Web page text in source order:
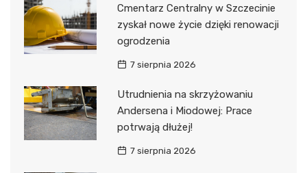
Cmentarz Centralny w Szczecinie
zyskał nowe życie dzięki renowacji
ogrodzenia
7 sierpnia 2026
Utrudnienia na skrzyżowaniu
Andersena i Miodowej: Prace
potrwają dłużej!
7 sierpnia 2026